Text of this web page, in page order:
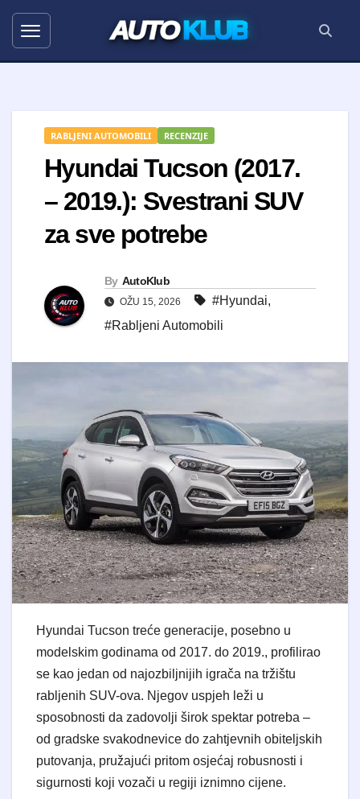
AUTOKLUB
RABLJENI AUTOMOBILI RECENZIJE
Hyundai Tucson (2017.
– 2019.): Svestrani SUV
za sve potrebe
By AutoKlub
OŽU 15, 2026 #Hyundai,
#Rabljeni Automobili
Hyundai Tucson treće generacije, posebno u
modelskim godinama od 2017. do 2019., profilirao
se kao jedan od najozbiljnijih igrača na tržištu
rabljenih SUV-ova. Njegov uspjeh leži u
sposobnosti da zadovolji širok spektar potreba –
od gradske svakodnevice do zahtjevnih obiteljskih
putovanja, pružajući pritom osjećaj robusnosti i
sigurnosti koji vozači u regiji iznimno cijene.